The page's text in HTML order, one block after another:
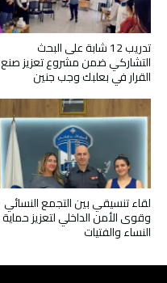
تدريب 12 شابة على البحث
التشاركي ضمن مشروع تعزيز صنع
القرار في بعلبك وجب جنين
لقاء تنسيقي بين التجمع النسائي
وقوى الأمن الداخلي لتعزيز حماية
النساء والفتيات